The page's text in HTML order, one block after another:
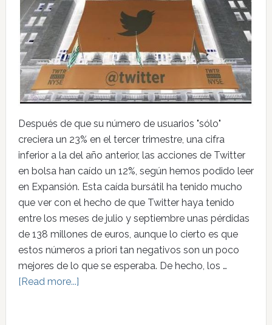
Después de que su número de usuarios "sólo"
creciera un 23% en el tercer trimestre, una cifra
inferior a la del año anterior, las acciones de Twitter
en bolsa han caído un 12%, según hemos podido leer
en Expansión. Esta caída bursátil ha tenido mucho
que ver con el hecho de que Twitter haya tenido
entre los meses de julio y septiembre unas pérdidas
de 138 millones de euros, aunque lo cierto es que
estos números a priori tan negativos son un poco
mejores de lo que se esperaba. De hecho, los …
[Read more...]